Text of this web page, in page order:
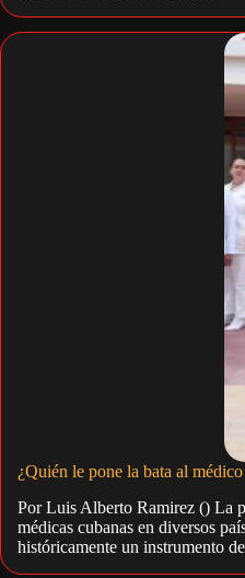
¿Quién le pone la bata al médico
Por Luis Alberto Ramirez () La
médicas cubanas en diversos
históricamente un instrumento